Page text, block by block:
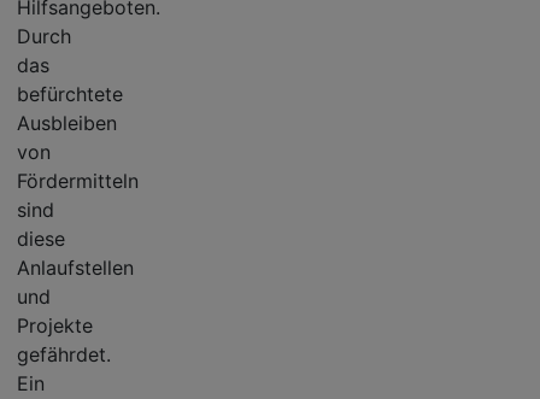
Hilfsangeboten.
Durch
das
befürchtete
Ausbleiben
von
Fördermitteln
sind
diese
Anlaufstellen
und
Projekte
gefährdet.
Ein